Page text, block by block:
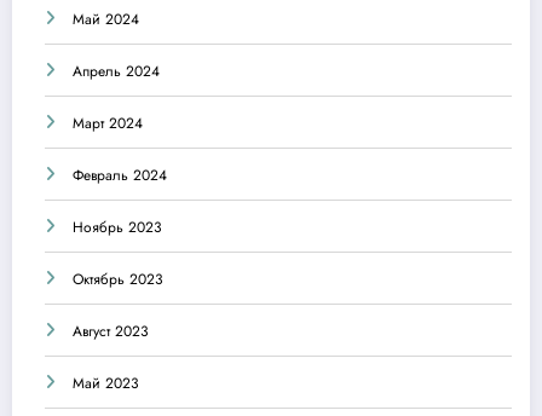
Май 2024
Апрель 2024
Март 2024
Февраль 2024
Ноябрь 2023
Октябрь 2023
Август 2023
Май 2023